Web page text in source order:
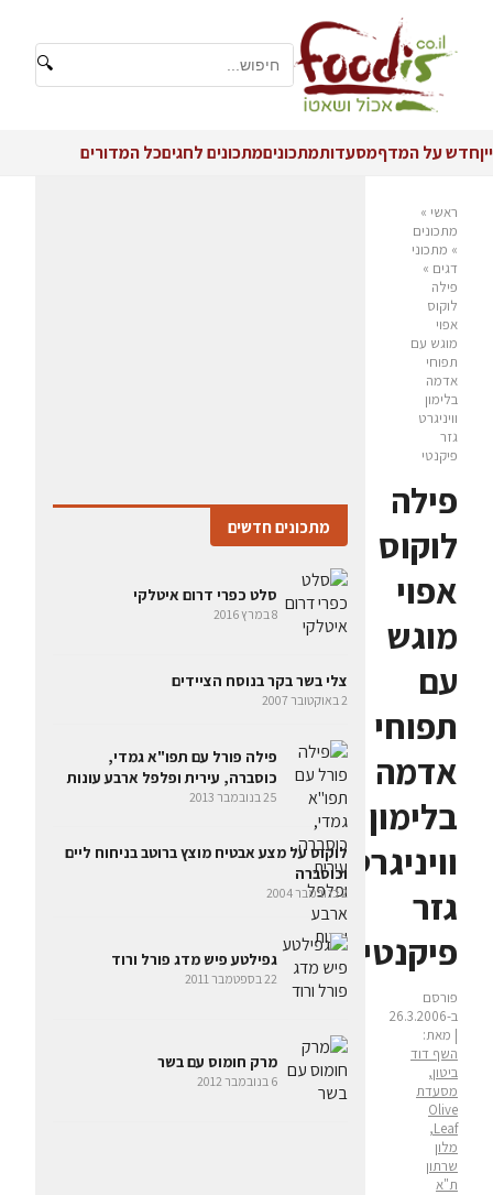
🔍
ייןחדש על המדףמסעדותמתכוניםמתכונים לחגיםכל המדורים
ראשי »
מתכונים
» מתכוני
דגים »
פילה
לוקוס
אפוי
מוגש עם
תפוחי
אדמה
בלימון
וויניגרט
גזר
פיקנטי
פילה
לוקוס
אפוי
מוגש
עם
תפוחי
אדמה
בלימון
וויניגרט
גזר
פיקנטי
פורסם
ב-26.3.2006
| מאת:
השף דוד
ביטון,
מסעדת
Olive
Leaf,
מלון
שרתון
ת"א
מתכונים חדשים
סלט כפרי דרום איטלקי
8 במרץ 2016
צלי בשר בקר בנוסח הציידים
2 באוקטובר 2007
פילה פורל עם תפו"א גמדי,
כוסברה, עירית ופלפל ארבע עונות
25 בנובמבר 2013
לוקוס על מצע אבטיח מוצץ ברוטב בניחוח ליים
וכוסברה
2 בנובמבר 2004
גפילטע פיש מדג פורל ורוד
22 בספטמבר 2011
מרק חומוס עם בשר
6 בנובמבר 2012